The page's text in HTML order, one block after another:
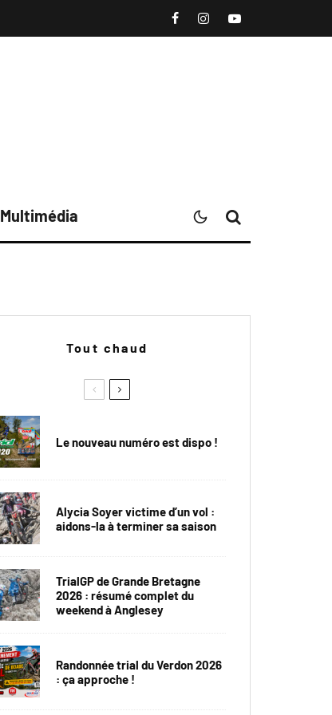
Multimédia
Tout chaud
Le nouveau numéro est dispo !
Alycia Soyer victime d’un vol :
aidons-la à terminer sa saison
TrialGP de Grande Bretagne
2026 : résumé complet du
weekend à Anglesey
Randonnée trial du Verdon 2026
: ça approche !